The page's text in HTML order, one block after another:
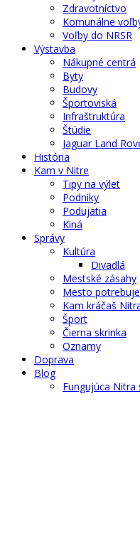
Zdravotníctvo
Komunálne
Voľby do NRSR
Výstavba
Nákupné centrá
Byty
Budovy
Športoviská
Infraštruktúra
Štúdie
Jaguar Land
História
Kam v Nitre
Tipy na výlet
Podniky
Podujatia
Kiná
Správy
Kultúra
Divadlá
Mestské zásahy
Mesto
Kam kráčaš
Šport
Čierna skrinka
Oznamy
Doprava
Blog
Fungujúca